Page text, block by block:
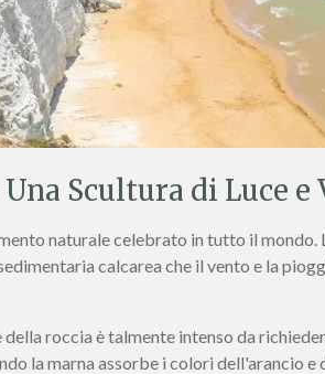
Scultura di Luce e
naturale celebrato in tutto il mondo.
calcarea che il vento e la
della roccia è talmente intenso da
la marna assorbe i colori dell'arancio e